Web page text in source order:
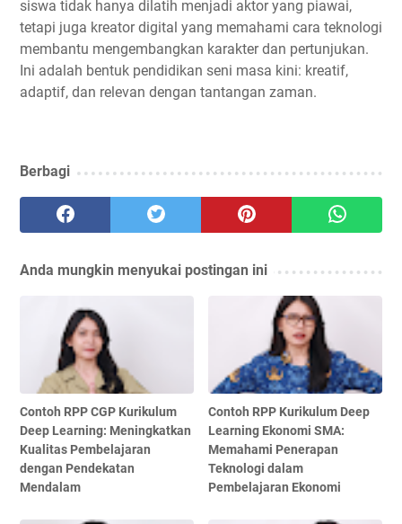
siswa tidak hanya dilatih menjadi aktor yang piawai,
tetapi juga kreator digital yang memahami cara teknologi
membantu mengembangkan karakter dan pertunjukan.
Ini adalah bentuk pendidikan seni masa kini: kreatif,
adaptif, dan relevan dengan tantangan zaman.
Berbagi
Anda mungkin menyukai postingan ini
Contoh RPP CGP Kurikulum
Deep Learning: Meningkatkan
Kualitas Pembelajaran
dengan Pendekatan
Mendalam
Contoh RPP Kurikulum Deep
Learning Ekonomi SMA:
Memahami Penerapan
Teknologi dalam
Pembelajaran Ekonomi